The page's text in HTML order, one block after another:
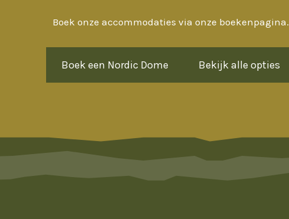
Boek onze accommodaties via onze boekenpagina.
Boek een Nordic Dome Bekijk alle opties